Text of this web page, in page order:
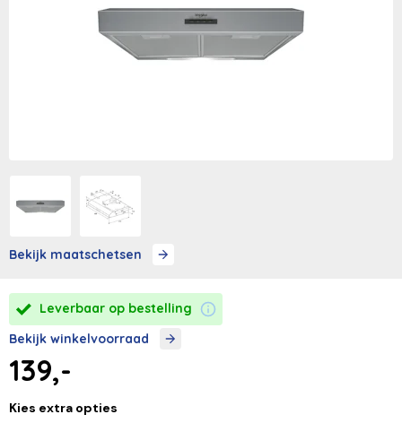
Bekijk maatschetsen
Leverbaar op bestelling
Bekijk winkelvoorraad
139,-
Kies extra opties